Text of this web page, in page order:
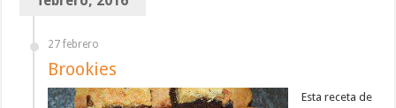
27 febrero
Brookies
Esta receta de